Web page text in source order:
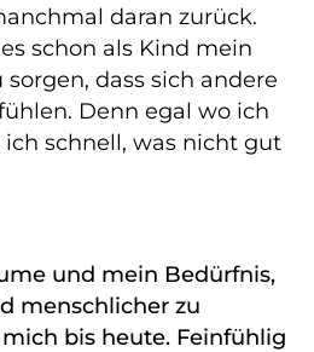
daran zurück.
schon als Kind mein
dass sich andere
Denn egal wo ich
schnell, was nicht gut
und mein Bedürfnis,
menschlicher zu
bis heute. Feinfühlig